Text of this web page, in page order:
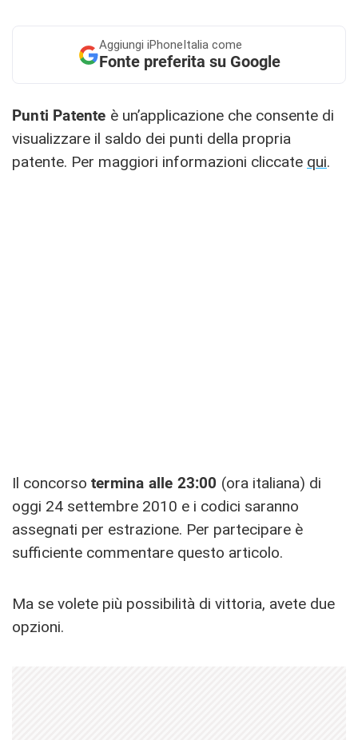
Aggiungi iPhoneItalia come
Fonte preferita su Google
Punti Patente è un’applicazione che consente di
visualizzare il saldo dei punti della propria
patente. Per maggiori informazioni cliccate qui.
Il concorso termina alle 23:00 (ora italiana) di
oggi 24 settembre 2010 e i codici saranno
assegnati per estrazione. Per partecipare è
sufficiente commentare questo articolo.
Ma se volete più possibilità di vittoria, avete due
opzioni.